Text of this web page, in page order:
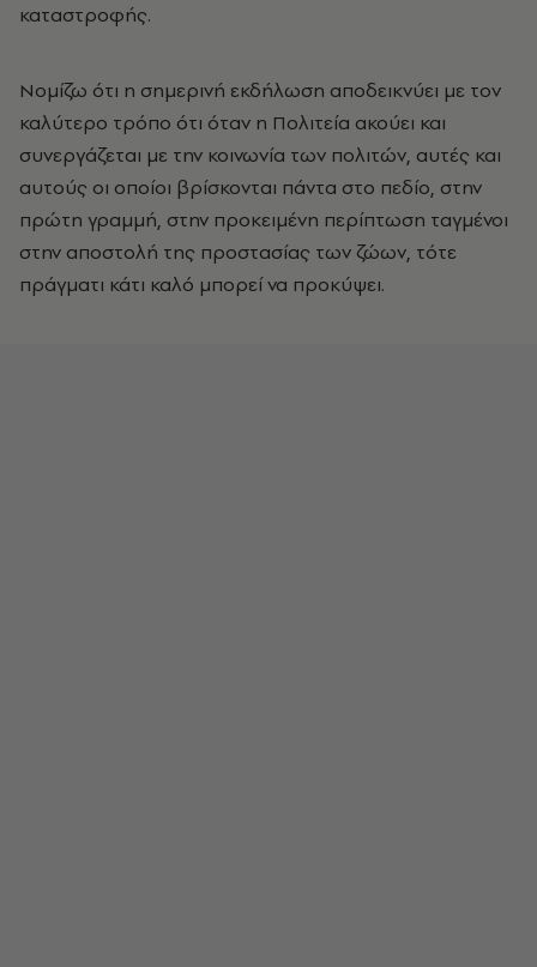
καταστροφής.
Νομίζω ότι η σημερινή εκδήλωση αποδεικνύει με τον
καλύτερο τρόπο ότι όταν η Πολιτεία ακούει και
συνεργάζεται με την κοινωνία των πολιτών, αυτές και
αυτούς οι οποίοι βρίσκονται πάντα στο πεδίο, στην
πρώτη γραμμή, στην προκειμένη περίπτωση ταγμένοι
στην αποστολή της προστασίας των ζώων, τότε
πράγματι κάτι καλό μπορεί να προκύψει.